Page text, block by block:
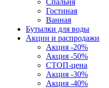
Спальня
Гостиная
Ванная
Бутылки для воды
Акции и распродажи
Акция -20%
Акция -50%
СТОП-цена
Акция -30%
Акция -40%